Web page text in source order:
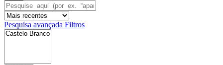
Pesquisa avançada Filtros